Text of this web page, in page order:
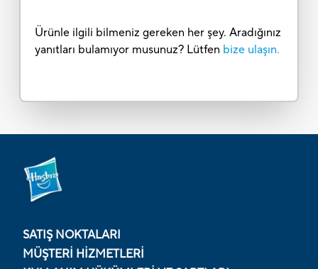
Ürünle ilgili bilmeniz gereken her şey. Aradığınız
yanıtları bulamıyor musunuz? Lütfen bize ulaşın.
SATIŞ NOKTALARI
MÜŞTERI HIZMETLERI